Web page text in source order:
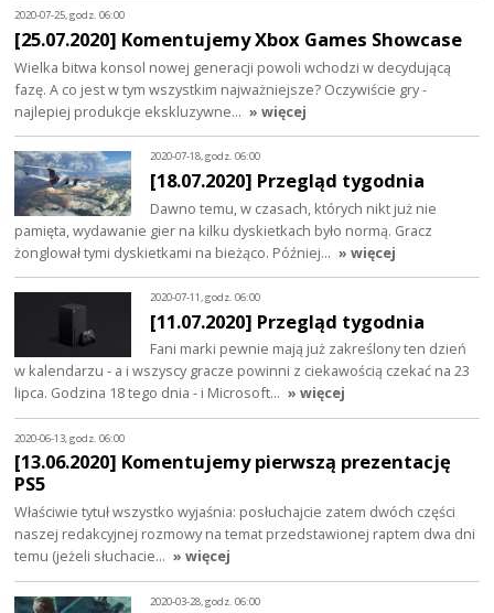
2020-07-25, godz. 06:00
[25.07.2020] Komentujemy Xbox Games Showcase
Wielka bitwa konsol nowej generacji powoli wchodzi w decydującą
fazę. A co jest w tym wszystkim najważniejsze? Oczywiście gry -
najlepiej produkcje ekskluzywne… » więcej
2020-07-18, godz. 06:00
[18.07.2020] Przegląd tygodnia
Dawno temu, w czasach, których nikt już nie
pamięta, wydawanie gier na kilku dyskietkach było normą. Gracz
żonglował tymi dyskietkami na bieżąco. Później… » więcej
2020-07-11, godz. 06:00
[11.07.2020] Przegląd tygodnia
Fani marki pewnie mają już zakreślony ten dzień
w kalendarzu - a i wszyscy gracze powinni z ciekawością czekać na 23
lipca. Godzina 18 tego dnia - i Microsoft… » więcej
2020-06-13, godz. 06:00
[13.06.2020] Komentujemy pierwszą prezentację
PS5
Właściwie tytuł wszystko wyjaśnia: posłuchajcie zatem dwóch części
naszej redakcyjnej rozmowy na temat przedstawionej raptem dwa dni
temu (jeżeli słuchacie… » więcej
2020-03-28, godz. 06:00